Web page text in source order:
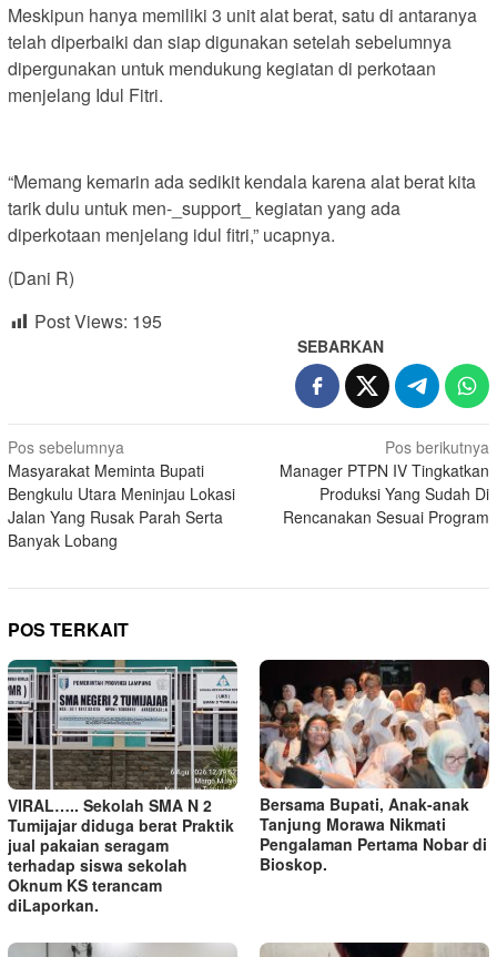
Meskipun hanya memiliki 3 unit alat berat, satu di antaranya
telah diperbaiki dan siap digunakan setelah sebelumnya
dipergunakan untuk mendukung kegiatan di perkotaan
menjelang Idul Fitri.
“Memang kemarin ada sedikit kendala karena alat berat kita
tarik dulu untuk men-_support_ kegiatan yang ada
diperkotaan menjelang idul fitri,” ucapnya.
(Dani R)
Post Views: 195
SEBARKAN
Navigasi
pos
Pos sebelumnya
Masyarakat Meminta Bupati
Bengkulu Utara Meninjau Lokasi
Jalan Yang Rusak Parah Serta
Banyak Lobang
Pos berikutnya
Manager PTPN IV Tingkatkan
Produksi Yang Sudah Di
Rencanakan Sesuai Program
POS TERKAIT
VIRAL….. Sekolah SMA N 2
Tumijajar diduga berat Praktik
jual pakaian seragam
terhadap siswa sekolah
Oknum KS terancam
diLaporkan.
Bersama Bupati, Anak-anak
Tanjung Morawa Nikmati
Pengalaman Pertama Nobar di
Bioskop.